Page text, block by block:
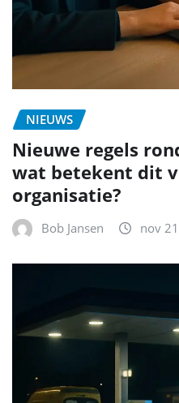
NIEUWS
Nieuwe regels
wat betekent dit
organisatie?
Bob Jansen nov